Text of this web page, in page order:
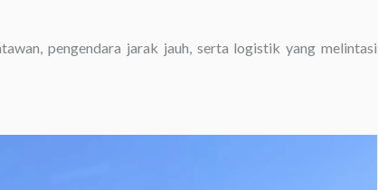
pengendara jarak jauh, serta logistik yang melintasi